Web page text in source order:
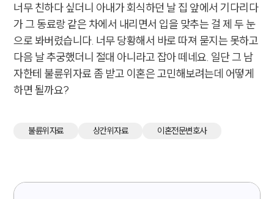
너무 친하다 싶더니 아내가 회식하던 날 집 앞에서 기다리다
가 그 동료랑 같은 차에서 내리면서 입을 맞추는 걸 제 두 눈
으로 봐버렸습니다. 너무 당황해서 바로 따져 묻지는 못하고
다음 날 추궁했더니 절대 아니라고 잡아 떼네요. 일단 그 남
자한테 불륜위자료 좀 받고 이혼은 고민해보려는데 어떻게
하면 될까요?
불륜위자료 상간위자료 이혼전문변호사